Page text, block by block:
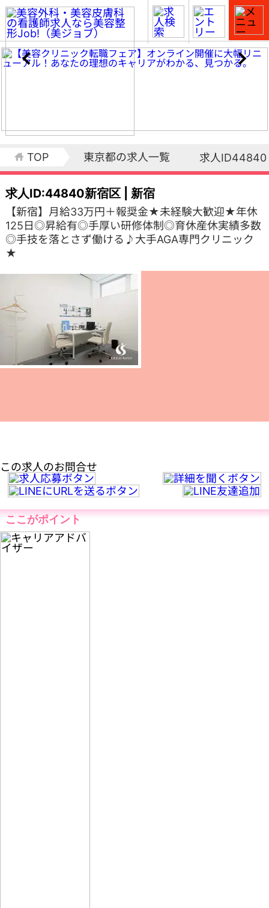
TOP 東京都の求人一覧 求人ID44840
求人ID:44840新宿区 | 新宿
【新宿】月給33万円＋報奨金★未経験大歓迎★年休
125日◎昇給有◎手厚い研修体制◎育休産休実績多数
◎手技を落とさず働ける♪大手AGA専門クリニック
★
この求人のお問合せ
ここがポイント